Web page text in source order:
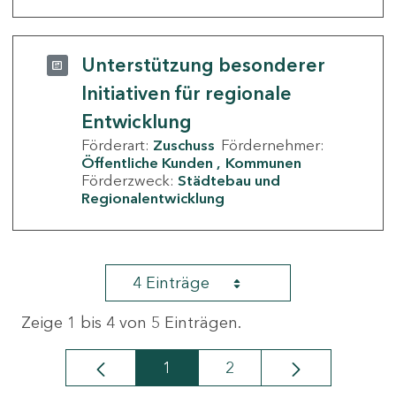
Unterstützung besonderer
Initiativen für regionale
Entwicklung
Förderart: Zuschuss Fördernehmer:
Öffentliche Kunden
Kommunen
Förderzweck: Städtebau und
Regionalentwicklung
4 Einträge
Zeige 1 bis 4 von 5 Einträgen.
Seite
1 Seite
2